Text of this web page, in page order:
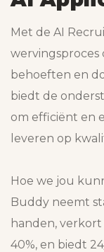
Met de AI
wervingsproces
behoeften en
biedt de
om efficiënt en
leveren op
Hoe we jou
Buddy neemt
handen,
40%, en biedt